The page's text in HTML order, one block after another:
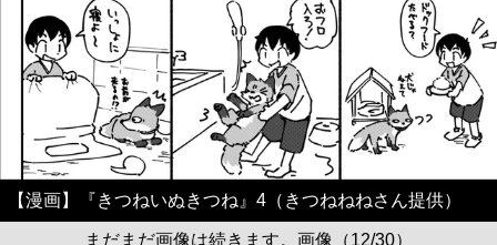
【漫画】『きつねいぬきつね』4（きつねねねさん提供）
まだまだ画像は続きます。画像（12/30）